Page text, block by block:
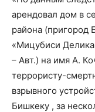
арендовал дом в
района (пригород
«Мицубиси
– Авт.) на имя А.
террористу-
взрывного
Бишкеку , за